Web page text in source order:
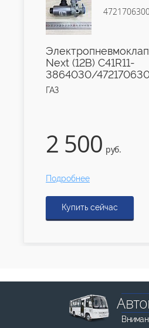
Next (12В) C41R11-
3864030/
ГАЗ
2 500 руб.
Подробнее
Купить сейчас